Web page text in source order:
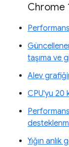
Chrome
taşıma ve
Alev
CPU'yu 20
Yığın